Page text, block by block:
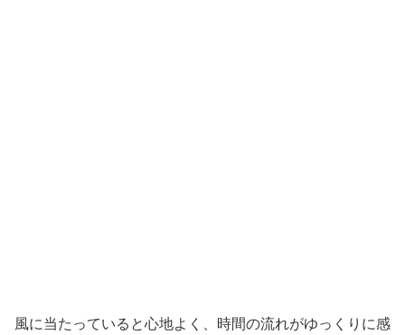
風に当たっていると心地よく、時間の流れがゆっくりに感